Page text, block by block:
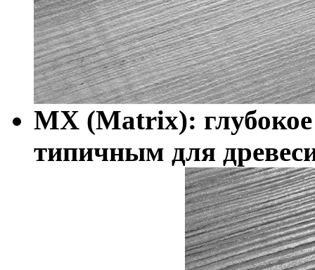
MX (Matrix): глубокое
типичным для